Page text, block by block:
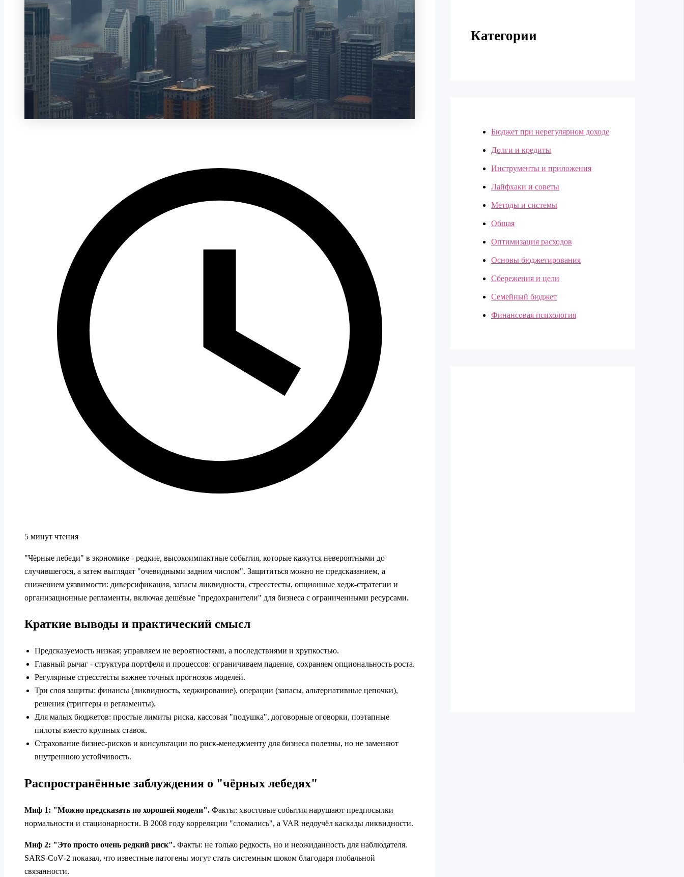
5 минут чтения
"Чёрные лебеди" в экономике - редкие, высокоимпактные события, которые кажутся невероятными до
случившегося, а затем выглядят "очевидными задним числом". Защититься можно не предсказанием, а
снижением уязвимости: диверсификация, запасы ликвидности, стресстесты, опционные хедж‑стратегии и
организационные регламенты, включая дешёвые "предохранители" для бизнеса с ограниченными ресурсами.
Краткие выводы и практический смысл
Предсказуемость низкая; управляем не вероятностями, а последствиями и хрупкостью.
Главный рычаг - структура портфеля и процессов: ограничиваем падение, сохраняем опциональность роста.
Регулярные стресстесты важнее точных прогнозов моделей.
Три слоя защиты: финансы (ликвидность, хеджирование), операции (запасы, альтернативные цепочки),
решения (триггеры и регламенты).
Для малых бюджетов: простые лимиты риска, кассовая "подушка", договорные оговорки, поэтапные
пилоты вместо крупных ставок.
Страхование бизнес‑рисков и консультации по риск‑менеджменту для бизнеса полезны, но не заменяют
внутреннюю устойчивость.
Распространённые заблуждения о "чёрных лебедях"
Миф 1: "Можно предсказать по хорошей модели". Факты: хвостовые события нарушают предпосылки
нормальности и стационарности. В 2008 году корреляции "сломались", а VAR недоучёл каскады ликвидности.
Миф 2: "Это просто очень редкий риск". Факты: не только редкость, но и неожиданность для наблюдателя.
SARS‑CoV‑2 показал, что известные патогены могут стать системным шоком благодаря глобальной
связанности.
Категории
Бюджет при нерегулярном доходе
Долги и кредиты
Инструменты и приложения
Лайфхаки и советы
Методы и системы
Общая
Оптимизация расходов
Основы бюджетирования
Сбережения и цели
Семейный бюджет
Финансовая психология